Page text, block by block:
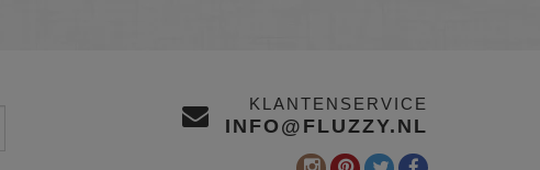
KLANTENSERVICE
INFO@FLUZZY.NL